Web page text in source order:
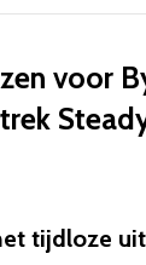
voor
tijdloze